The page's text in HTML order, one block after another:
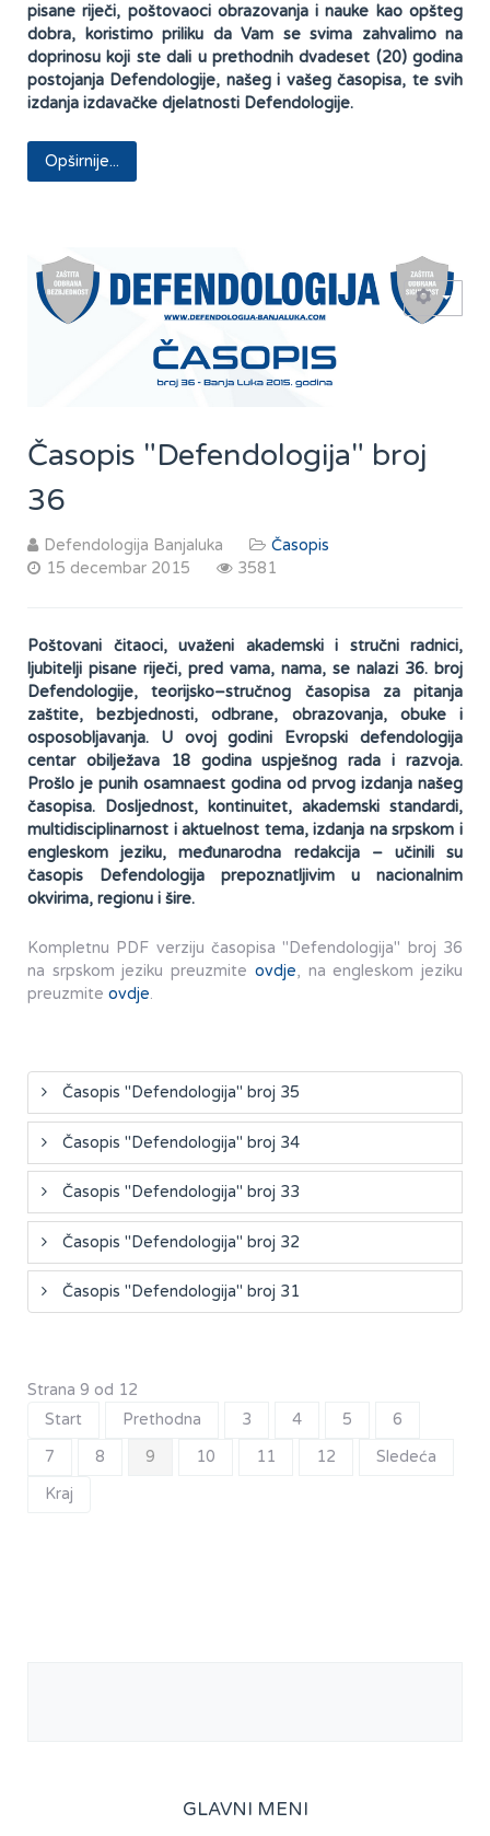
pisane riječi, poštovaoci obrazovanja i nauke kao opšteg
dobra, koristimo priliku da Vam se svima zahvalimo na
doprinosu koji ste dali u prethodnih dvadeset (20) godina
postojanja Defendologije, našeg i vašeg časopisa, te svih
izdanja izdavačke djelatnosti Defendologije.
Opširnije...
Časopis "Defendologija" broj
36
Defendologija Banjaluka
Časopis
15 decembar 2015
3581
Poštovani čitaoci, uvaženi akademski i stručni radnici,
ljubitelji pisane riječi, pred vama, nama, se nalazi 36. broj
Defendologije, teorijsko–stručnog časopisa za pitanja
zaštite, bezbjednosti, odbrane, obrazovanja, obuke i
osposobljavanja. U ovoj godini Evropski defendologija
centar obilježava 18 godina uspješnog rada i razvoja.
Prošlo je punih osamnaest godina od prvog izdanja našeg
časopisa. Dosljednost, kontinuitet, akademski standardi,
multidisciplinarnost i aktuelnost tema, izdanja na srpskom i
engleskom jeziku, međunarodna redakcija – učinili su
časopis Defendologija prepoznatljivim u nacionalnim
okvirima, regionu i šire.
Kompletnu PDF verziju časopisa "Defendologija" broj 36
na srpskom jeziku preuzmite ovdje, na engleskom jeziku
preuzmite ovdje.
Časopis "Defendologija" broj 35
Časopis "Defendologija" broj 34
Časopis "Defendologija" broj 33
Časopis "Defendologija" broj 32
Časopis "Defendologija" broj 31
Strana 9 od 12
Start
Prethodna 3 4 5
6
7
8 9 10 11 12
Sledeća
Kraj
GLAVNI MENI